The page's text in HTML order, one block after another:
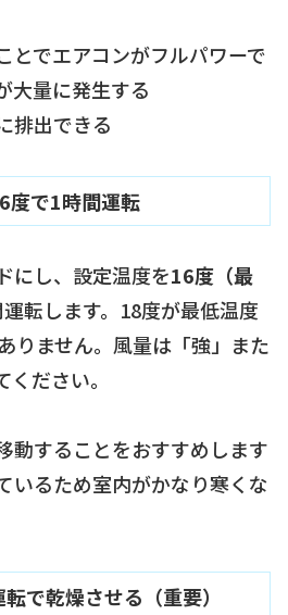
とでエアコンがフルパワーで
大量に発生する
排出できる
度で1時間運転
にし、設定温度を16度（最
転します。18度が最低温度
りません。風量は「強」また
ださい。
動することをおすすめします
いるため室内がかなり寒くな
で乾燥させる（重要）